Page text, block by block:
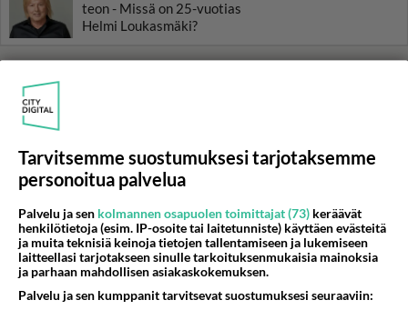
teon - Missä on 25-vuotias
Helmi Loukasmäki?
Tarvitsemme suostumuksesi tarjotaksemme
personoitua palvelua
Palvelu ja sen kolmannen osapuolen toimittajat (73) keräävät
henkilötietoja (esim. IP-osoite tai laitetunniste) käyttäen evästeitä
ja muita teknisiä keinoja tietojen tallentamiseen ja lukemiseen
laitteellasi tarjotakseen sinulle tarkoituksenmukaisia mainoksia
ja parhaan mahdollisen asiakaskokemuksen.
Palvelu ja sen kumppanit tarvitsevat suostumuksesi seuraaviin: